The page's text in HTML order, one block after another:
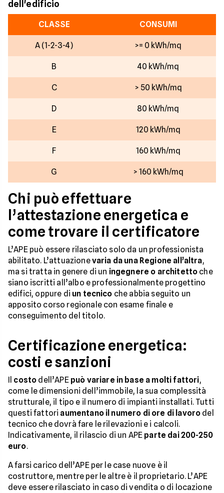
dell'edificio
CLASSE CONSUMI
A (1-2-3-4) >= 0 kWh/mq
B 40 kWh/mq
C > 50 kWh/mq
D 80 kWh/mq
E 120 kWh/mq
F 160 kWh/mq
G > 160 kWh/mq
Chi può effettuare
l’attestazione energetica e
come trovare il certificatore
L’APE può essere rilasciato solo da un professionista
abilitato. L’attuazionevaria da una Regione all’altra,
ma si tratta in genere di un ingegnere o architetto che
siano iscritti all’albo e professionalmente progettino
edifici, oppure di un tecnico che abbia seguito un
apposito corso regionale con esame finale e
conseguimento del titolo.
Certificazione energetica:
costi e sanzioni
costo dell’APE può variare in base a molti fattori,
come le dimensioni dell’immobile, la sua complessità
strutturale, il tipo e il numero di impianti installati. Tutti
questi fattori aumentano il numero di ore di lavoro del
tecnico che dovrà fare le rilevazioni e i calcoli.
Indicativamente, il rilascio di un APE parte dai 200-250
euro.
A farsi carico dell’APE per le case nuove è il
costruttore, mentre per le altre è il proprietario. L’APE
deve essere rilasciato in caso di vendita o di locazione